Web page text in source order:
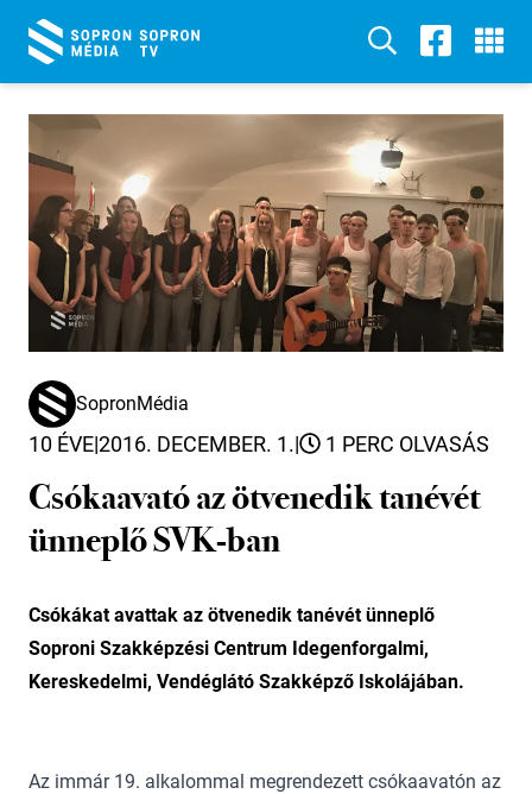
SopronMédia
10 ÉVE|2016. DECEMBER. 1.| 1 PERC OLVASÁS
Csókaavató az ötvenedik tanévét
ünneplő SVK-ban
Csókákat avattak az ötvenedik tanévét ünneplő
Soproni Szakképzési Centrum Idegenforgalmi,
Kereskedelmi, Vendéglátó Szakképző Iskolájában.
Az immár 19. alkalommal megrendezett csókaavatón az